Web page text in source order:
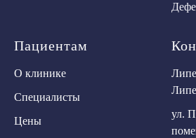
Пациентам
О клинике
Специалисты
Цены
ул.